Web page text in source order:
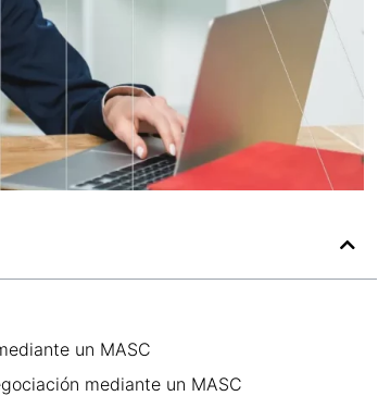
un MASC
mediante un MASC